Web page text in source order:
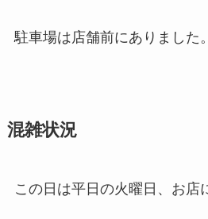
駐車場は店舗前にありました。
混雑状況
この日は平日の火曜日、お店